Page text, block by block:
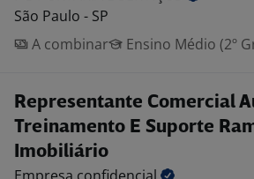
São Paulo - SP
A combinar
Ensino Médio (2º
Representante Comercial
Treinamento E Suporte
Imobiliário